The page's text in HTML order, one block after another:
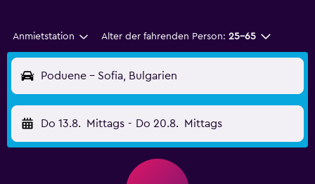
Anmietstation Alter der fahrenden Person: 25-65
Poduene - Sofia, Bulgarien
Do 13.8. Mittags - Do 20.8. Mittags